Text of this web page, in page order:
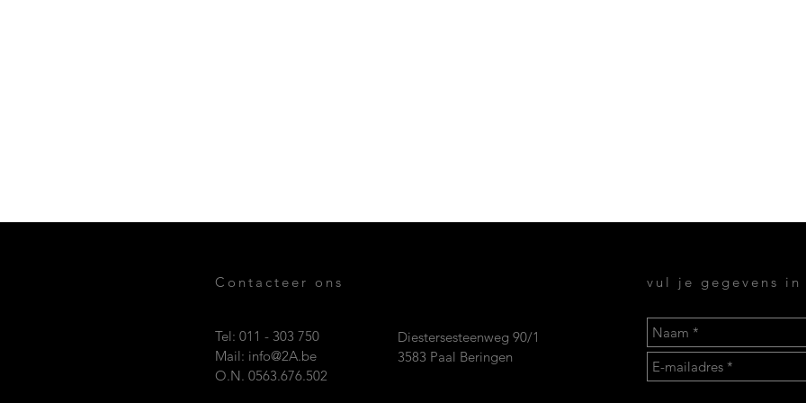
Contacteer ons
Tel: 011 - 303 750
Mail: info@2A.be
O.N. 0563.676.502
Diestersesteenweg 90/1
3583 Paal Beringen
vul je gegevens in